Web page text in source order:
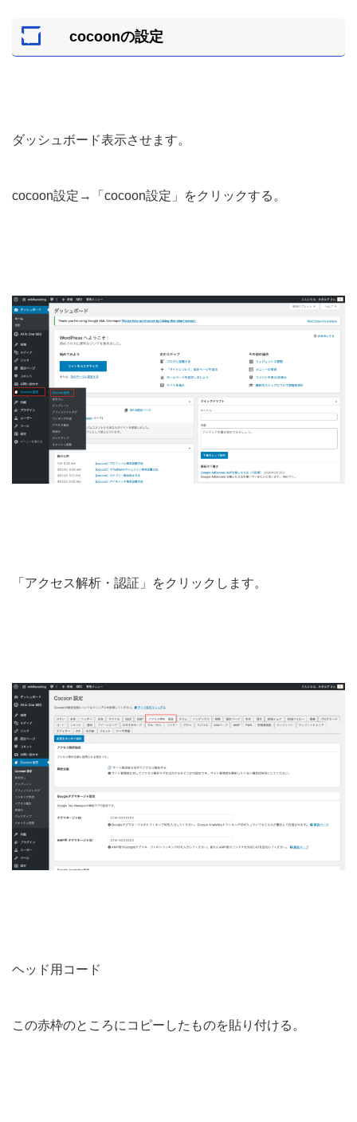
cocoonの設定
ダッシュボード表示させます。
cocoon設定→「cocoon設定」をクリックする。
「アクセス解析・認証」をクリックします。
ヘッド用コード
この赤枠のところにコピーしたものを貼り付ける。